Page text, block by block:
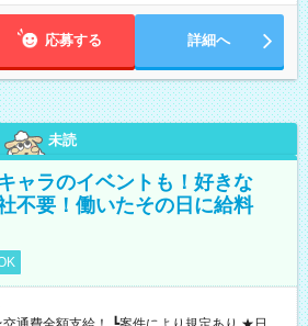
応募する 詳細へ
未読
ャラのイベントも！好きな
不要！働いたその日に給料